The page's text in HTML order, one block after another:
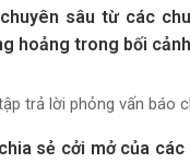
sâu từ các
hoảng trong bối
trả lời phỏng vấn báo
sẻ cởi mở của